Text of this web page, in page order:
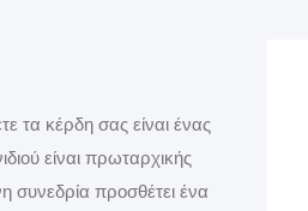
τα κέρδη σας είναι ένας
είναι πρωταρχικής
προσθέτει ένα